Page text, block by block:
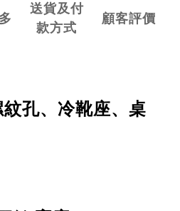
送貨及付
款方式
顧客評價
孔、冷靴座、桌